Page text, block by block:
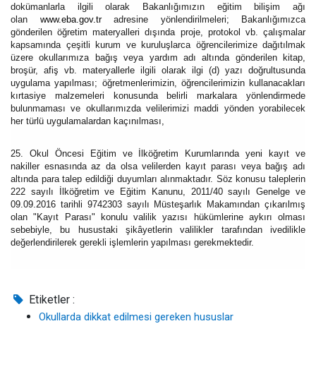
dokümanlarla ilgili olarak Bakanlığımızın eğitim bilişim ağı
olan www.eba.gov.tradresine yönlendirilmeleri; Bakanlığımızca
gönderilen öğretim materyalleri dışında proje, protokol vb. çalışmalar
kapsamında çeşitli kurum ve kuruluşlarca öğrencilerimize dağıtılmak
üzere okullarımıza bağış veya yardım adı altında gönderilen kitap,
broşür, afiş vb. materyallerle ilgili olarak ilgi (d) yazı doğrultusunda
uygulama yapılması; öğretmenlerimizin, öğrencilerimizin kullanacakları
kırtasiye malzemeleri konusunda belirli markalara yönlendirmede
bulunmaması ve okullarımızda velilerimizi maddi yönden yorabilecek
her türlü uygulamalardan kaçınılması,
25. Okul Öncesi Eğitim ve İlköğretim Kurumlarında yeni kayıt ve
nakiller esnasında az da olsa velilerden kayıt parası veya bağış adı
altında para talep edildiği duyumları alınmaktadır. Söz konusu taleplerin
222 sayılı İlköğretim ve Eğitim Kanunu, 2011/40 sayılı Genelge ve
09.09.2016 tarihli 9742303 sayılı Müsteşarlık Makamından çıkarılmış
olan "Kayıt Parası" konulu valilik yazısı hükümlerine aykırı olması
sebebiyle, bu husustaki şikâyetlerin valilikler tarafından ivedilikle
değerlendirilerek gerekli işlemlerin yapılması gerekmektedir.
Etiketler :
Okullarda dikkat edilmesi gereken hususlar